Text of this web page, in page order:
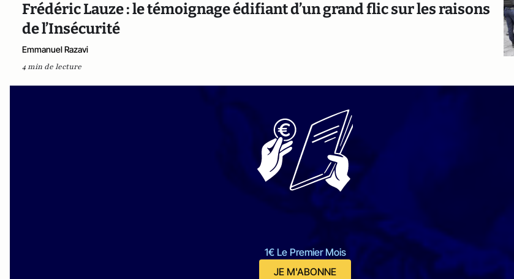
Frédéric Lauze : le témoignage édifiant d’un grand flic sur les raisons
de l’Insécurité
Emmanuel Razavi
4 min de lecture
1€ Le Premier Mois
JE M'ABONNE